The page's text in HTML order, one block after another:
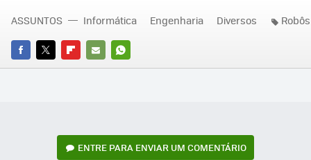
FACEBOOK
TWITTERFLIPBOARD
E-
WHATSAPP
ASSUNTOS Informática Engenharia Diversos Robôs
ENTRE PARA ENVIAR UM COMENTÁRIO